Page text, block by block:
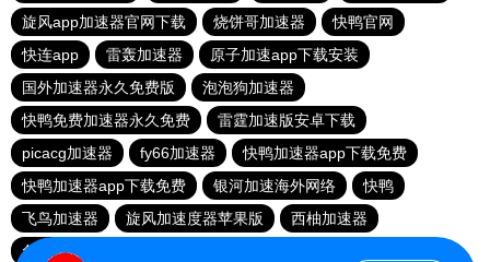
旋风app加速器官网下载
烧饼哥加速器
快鸭官网
快连app
雷轰加速器
原子加速app下载安装
国外加速器永久免费版
泡泡狗加速器
快鸭免费加速器永久免费
雷霆加速版安卓下载
picacg加速器
fy66加速器
快鸭加速器app下载免费
快鸭加速器app下载免费
银河加速海外网络
快鸭
飞鸟加速器
旋风加速度器苹果版
西柚加速器
免费vqn加速外网